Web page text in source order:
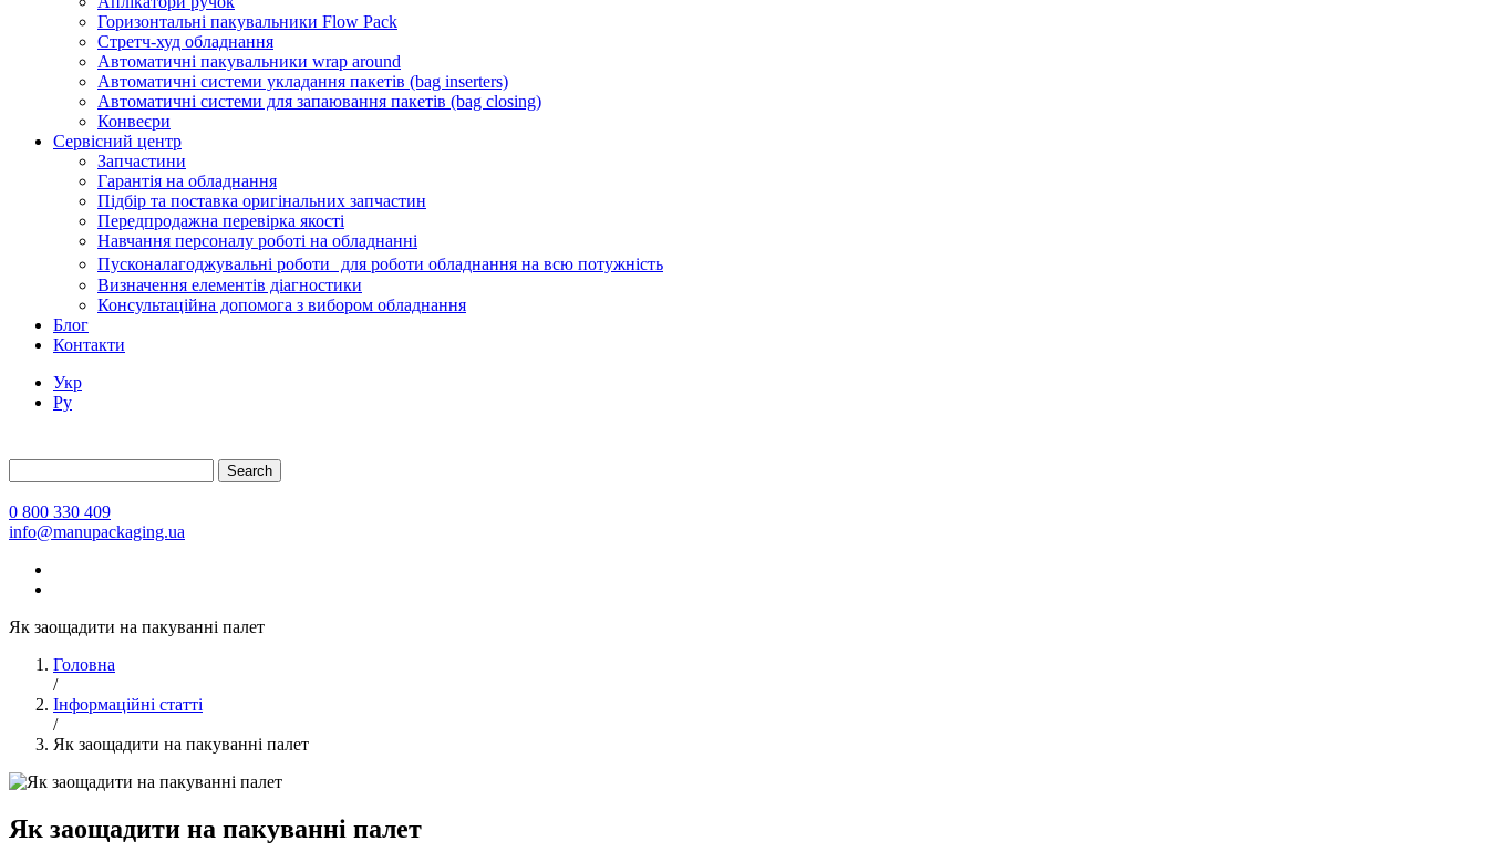
Горизонтальні пакувальники Flow Pack
Стретч-худ обладнання
Автоматичні пакувальники wrap around
Автоматичні системи укладання пакетів (bag inserters)
Автоматичні системи для запаювання пакетів (bag closing)
Конвеєри
Сервісний центр
Запчастини
Гарантія на обладнання
Підбір та поставка оригінальних запчастин
Передпродажна перевірка якості
Навчання персоналу роботі на обладнанні
Пусконалагоджувальні роботи для роботи обладнання на всю потужність
Визначення елементів діагностики
Консультаційна допомога з вибором обладнання
Блог
Контакти
Укр
Ру
Search
0 800 330 409
info@manupackaging.ua
Як заощадити на пакуванні палет
Головна
/
Інформаційні статті
/
Як заощадити на пакуванні палет
Як заощадити на пакуванні палет